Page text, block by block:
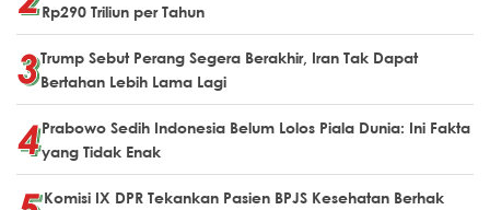
Rp290 Triliun per Tahun
Trump Sebut Perang Segera Berakhir, Iran Tak Dapat
Bertahan Lebih Lama Lagi
Prabowo Sedih Indonesia Belum Lolos Piala Dunia: Ini Fakta
yang Tidak Enak
Komisi IX DPR Tekankan Pasien BPJS Kesehatan Berhak